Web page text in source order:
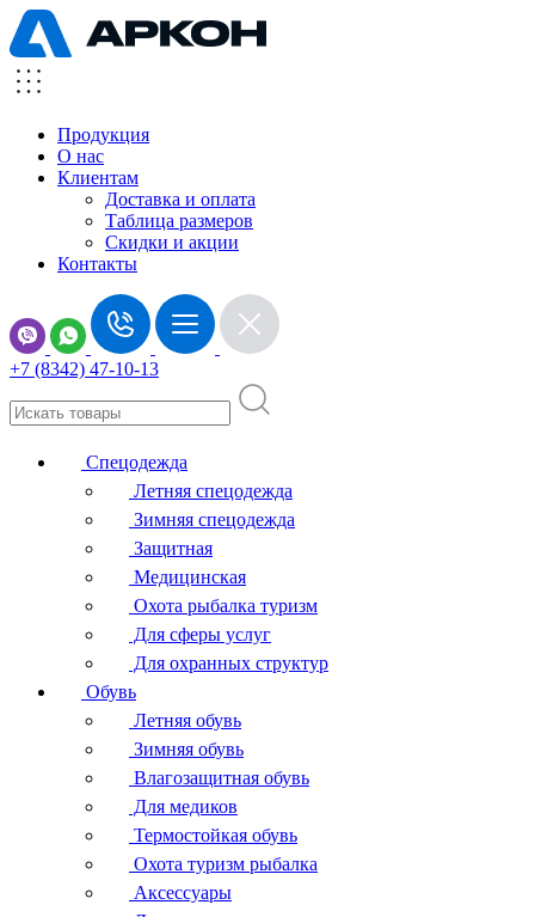
Продукция
О нас
Клиентам
Доставка и оплата
Таблица размеров
Скидки и акции
Контакты
+7 (8342) 47-10-13
Спецодежда
Летняя спецодежда
Зимняя спецодежда
Защитная
Медицинская
Охота рыбалка туризм
Для сферы услуг
Для охранных структур
Обувь
Летняя обувь
Зимняя обувь
Влагозащитная обувь
Для медиков
Термостойкая обувь
Охота туризм рыбалка
Аксессуары